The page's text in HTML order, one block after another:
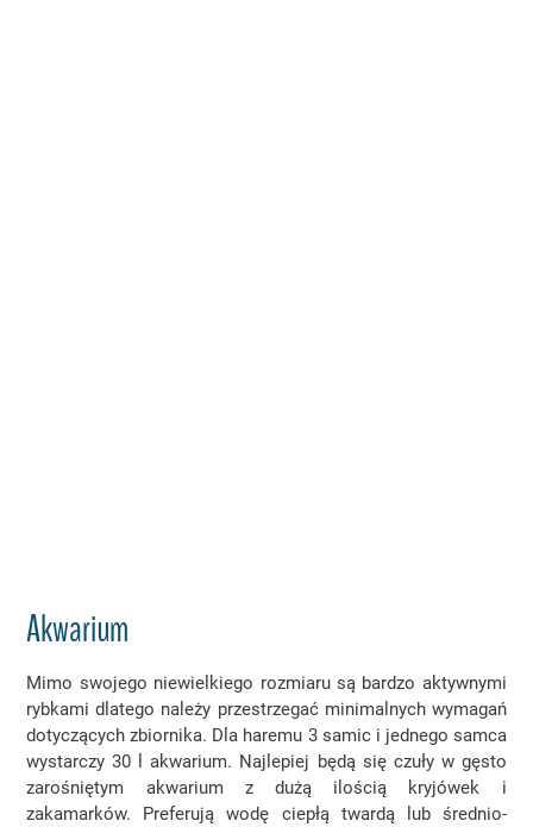
Akwarium
Mimo swojego niewielkiego rozmiaru są bardzo aktywnymi
rybkami dlatego należy przestrzegać minimalnych wymagań
dotyczących zbiornika. Dla haremu 3 samic i jednego samca
wystarczy 30 l akwarium. Najlepiej będą się czuły w gęsto
zarośniętym akwarium z dużą ilością kryjówek i
zakamarków. Preferują wodę ciepłą twardą lub średnio-